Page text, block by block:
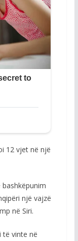
12 vjet në një
një vajzë
në Siri.
të vinte në